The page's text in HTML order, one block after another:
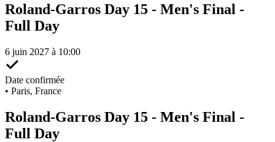
Roland-Garros Day 15 - Men's Final -
Full Day
6 juin 2027 à 10:00
Date confirmée
• Paris, France
Roland-Garros Day 15 - Men's Final -
Full Day